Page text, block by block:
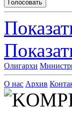
Олигархи
О нас Архив